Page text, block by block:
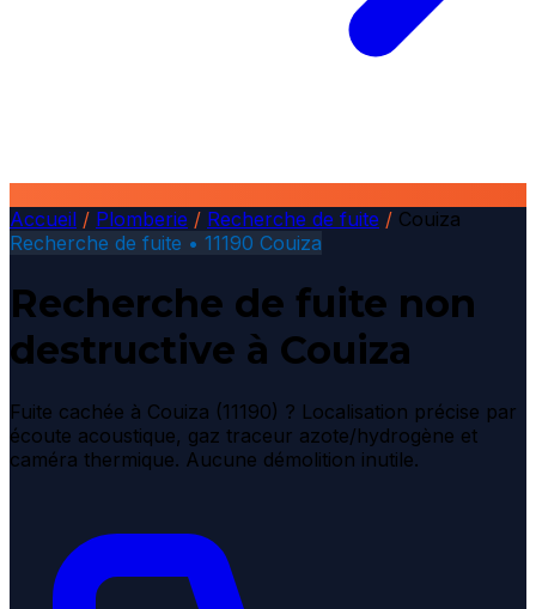
Accueil / Plomberie / Recherche de fuite / Couiza
Recherche de fuite • 11190 Couiza
Recherche de fuite non
destructive à Couiza
Fuite cachée à Couiza (11190) ? Localisation précise par
écoute acoustique, gaz traceur azote/hydrogène et
caméra thermique. Aucune démolition inutile.